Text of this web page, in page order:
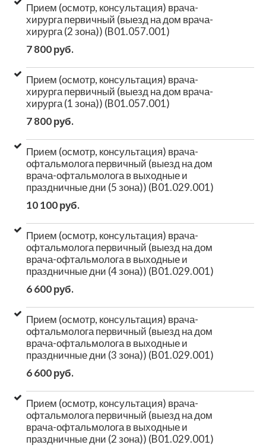
Прием (осмотр, консультация) врача-
хирурга первичный (выезд на дом врача-
хирурга (2 зона)) (B01.057.001)
7 800 руб.
Прием (осмотр, консультация) врача-
хирурга первичный (выезд на дом врача-
хирурга (1 зона)) (B01.057.001)
7 800 руб.
Прием (осмотр, консультация) врача-
офтальмолога первичный (выезд на дом
врача-офтальмолога в выходные и
праздничные дни (5 зона)) (B01.029.001)
10 100 руб.
Прием (осмотр, консультация) врача-
офтальмолога первичный (выезд на дом
врача-офтальмолога в выходные и
праздничные дни (4 зона)) (B01.029.001)
6 600 руб.
Прием (осмотр, консультация) врача-
офтальмолога первичный (выезд на дом
врача-офтальмолога в выходные и
праздничные дни (3 зона)) (B01.029.001)
6 600 руб.
Прием (осмотр, консультация) врача-
офтальмолога первичный (выезд на дом
врача-офтальмолога в выходные и
праздничные дни (2 зона)) (B01.029.001)